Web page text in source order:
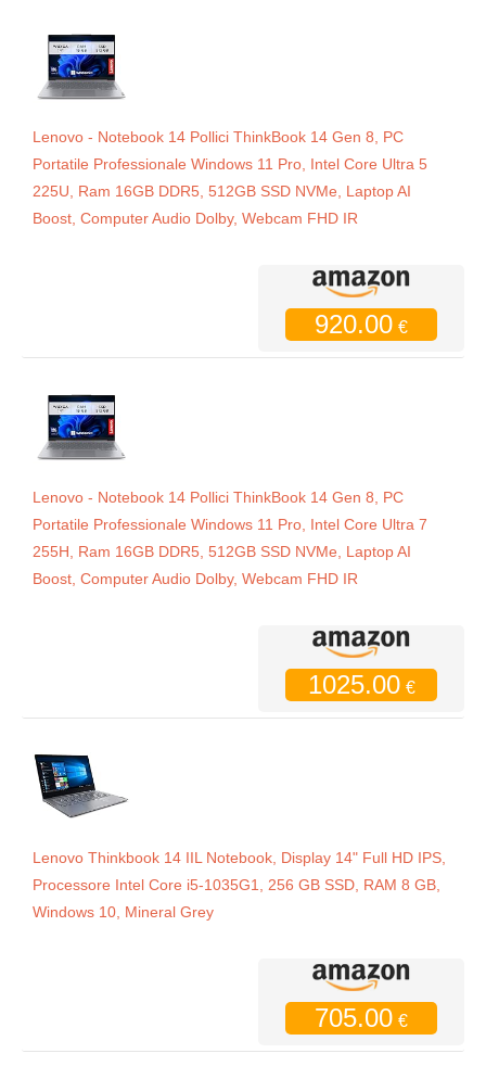
Lenovo - Notebook 14 Pollici ThinkBook 14 Gen 8, PC
Portatile Professionale Windows 11 Pro, Intel Core Ultra 5
225U, Ram 16GB DDR5, 512GB SSD NVMe, Laptop AI
Boost, Computer Audio Dolby, Webcam FHD IR
920.00 €
Lenovo - Notebook 14 Pollici ThinkBook 14 Gen 8, PC
Portatile Professionale Windows 11 Pro, Intel Core Ultra 7
255H, Ram 16GB DDR5, 512GB SSD NVMe, Laptop AI
Boost, Computer Audio Dolby, Webcam FHD IR
1025.00 €
Lenovo Thinkbook 14 IIL Notebook, Display 14" Full HD IPS,
Processore Intel Core i5-1035G1, 256 GB SSD, RAM 8 GB,
Windows 10, Mineral Grey
705.00 €